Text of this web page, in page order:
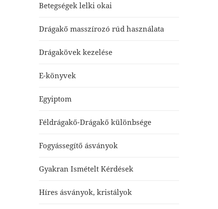
Betegségek lelki okai
Drágakő masszírozó rúd használata
Drágakövek kezelése
E-könyvek
Egyiptom
Féldrágakő-Drágakő különbsége
Fogyássegítő ásványok
Gyakran Ismételt Kérdések
Híres ásványok, kristályok